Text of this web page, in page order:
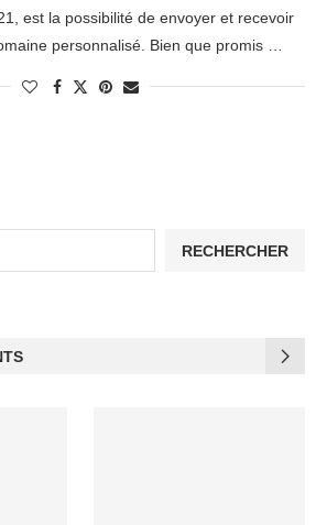
est la possibilité de envoyer et recevoir
personnalisé. Bien que promis …
RECHERCHER